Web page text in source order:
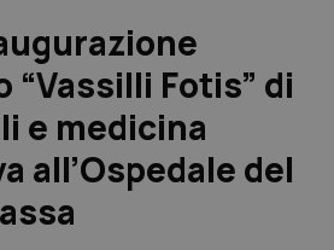
“Vassilli Fotis” di
e medicina
all’Ospedale del